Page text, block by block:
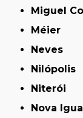
Miguel
Méier
Neves
Nilópolis
Niterói
Nova